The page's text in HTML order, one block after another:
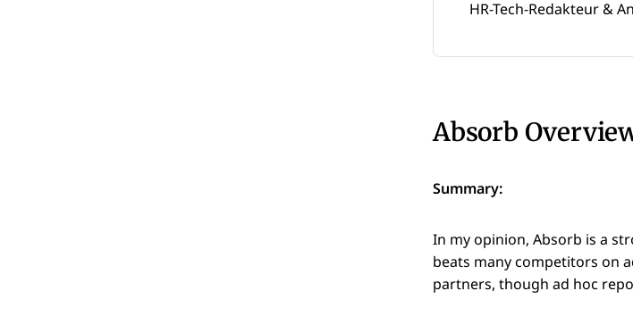
HR-Tech-Redakteur &
Absorb
Summary:
In my opinion, Absorb is a
beats many competitors on
partners, though ad hoc